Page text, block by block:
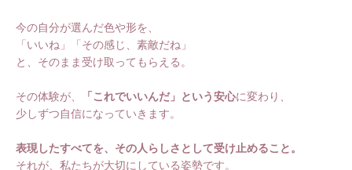
今の自分が選んだ色や形を、
「いいね」「その感じ、素敵だね」
と、そのまま受け取ってもらえる。
その体験が、 「これでいいんだ」という安心に変わり、
少しずつ自信になっていきます。
表現したすべてを、その人らしさとして受け止めること。
それが、私たちが大切にしている姿勢です。